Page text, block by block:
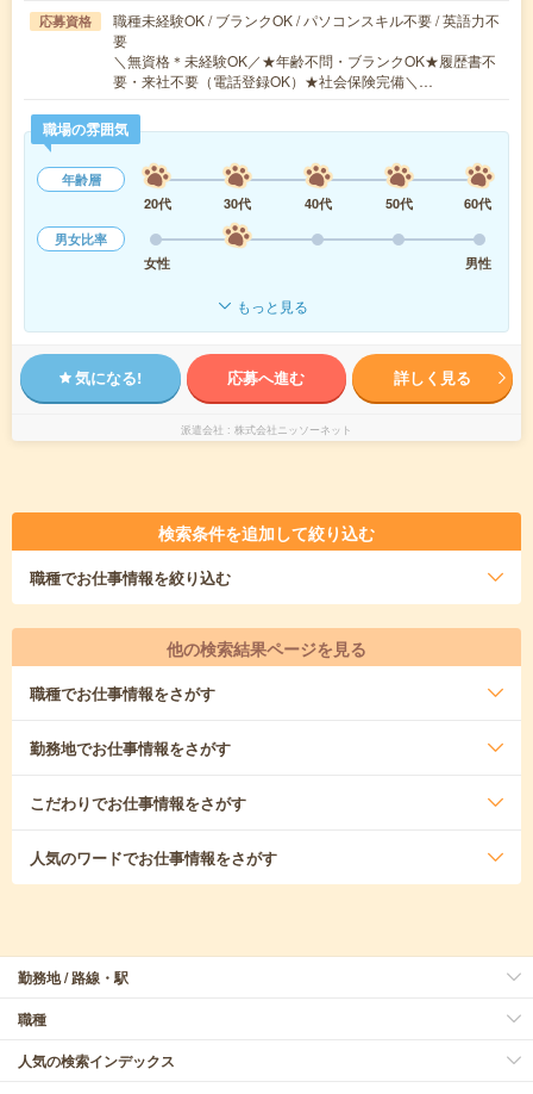
応募資格
職種未経験OK / ブランクOK / パソコンスキル不要 / 英語力不
要
＼無資格＊未経験OK／★年齢不問・ブランクOK★履歴書不
要・来社不要（電話登録OK）★社会保険完備＼…
職場の雰囲気
年齢層
20代
30代 40代 50代
60代
男女比率
女性
男性
もっと見る
気になる! 応募へ進む 詳しく見る
派遣会社 株式会社ニッソーネット
検索条件を追加して絞り込む
職種でお仕事情報を絞り込む
他の検索結果ページを見る
職種でお仕事情報をさがす
勤務地でお仕事情報をさがす
こだわりでお仕事情報をさがす
人気のワードでお仕事情報をさがす
勤務地 / 路線・駅
職種
人気の検索インデックス